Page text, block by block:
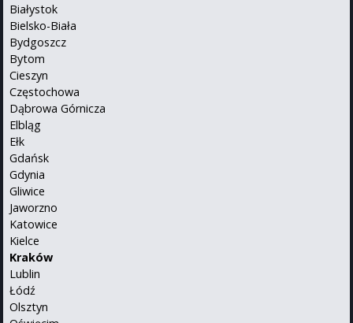
Białystok
Bielsko-Biała
Bydgoszcz
Bytom
Cieszyn
Częstochowa
Dąbrowa Górnicza
Elbląg
Ełk
Gdańsk
Gdynia
Gliwice
Jaworzno
Katowice
Kielce
Kraków
Lublin
Łódź
Olsztyn